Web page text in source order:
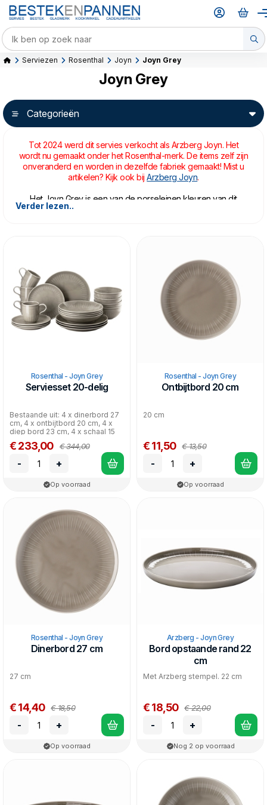
Serviezen Rosenthal Joyn Joyn Grey
Joyn Grey
Categorieën
Tot 2024 werd dit servies verkocht als Arzberg Joyn. Het
wordt nu gemaakt onder het Rosenthal-merk. De items zelf zijn
onveranderd en worden in dezelfde fabriek gemaakt! Mist u
artikelen? Kijk ook bijArzberg Joyn.
Het Joyn Grey is een van de porseleinen kleuren van dit
prachtige servies van Rosenthal. Dit servies moet zorgen voor
onderdelen, maar alles is juist multi-purpose.
Combineer het met hetWhite
, of kies voor alleen het grijs voor
een rustige, urban look.
Verder lezen..
Rosenthal - Joyn Grey
Serviesset 20-delig
Bestaande uit: 4 x dinerbord 27
cm, 4 x ontbijtbord 20 cm, 4 x
diep bord 23 cm, 4 x schaal 15
cm, 4 x bek...
€ 233,00 € 344,00
- +
Op voorraad
Rosenthal - Joyn Grey
Ontbijtbord 20 cm
20 cm
€ 11,50 € 13,50
- +
Op voorraad
Rosenthal - Joyn Grey
Dinerbord 27 cm
27 cm
€ 14,40 € 18,50
- +
Op voorraad
Arzberg - Joyn Grey
Bord opstaande rand 22
cm
Met Arzberg stempel. 22 cm
€ 18,50 € 22,00
- +
Nog 2 op voorraad